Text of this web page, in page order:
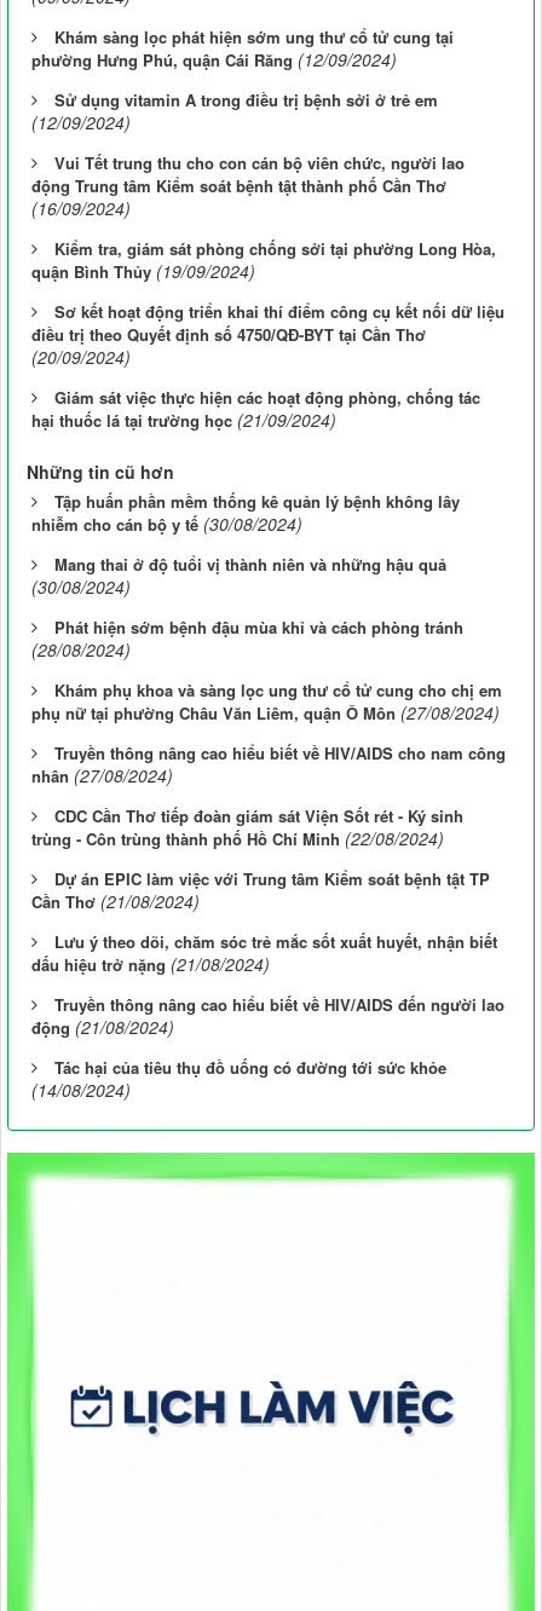
Khám sàng lọc phát hiện sớm ung thư cổ tử cung tại
phường Hưng Phú, quận Cái Răng (12/09/2024)
Sử dụng vitamin A trong điều trị bệnh sởi ở trẻ em
(12/09/2024)
Vui Tết trung thu cho con cán bộ viên chức, người lao
động Trung tâm Kiểm soát bệnh tật thành phố Cần Thơ
(16/09/2024)
Kiểm tra, giám sát phòng chống sởi tại phường Long Hòa,
quận Bình Thủy (19/09/2024)
Sơ kết hoạt động triển khai thí điểm công cụ kết nối dữ liệu
điều trị theo Quyết định số 4750/QĐ-BYT tại Cần Thơ
(20/09/2024)
Giám sát việc thực hiện các hoạt động phòng, chống tác
hại thuốc lá tại trường học (21/09/2024)
Những tin cũ hơn
Tập huấn phần mềm thống kê quản lý bệnh không lây
nhiễm cho cán bộ y tế (30/08/2024)
Mang thai ở độ tuổi vị thành niên và những hậu quả
(30/08/2024)
Phát hiện sớm bệnh đậu mùa khỉ và cách phòng tránh
(28/08/2024)
Khám phụ khoa và sàng lọc ung thư cổ tử cung cho chị em
phụ nữ tại phường Châu Văn Liêm, quận Ô Môn (27/08/2024)
Truyền thông nâng cao hiểu biết về HIV/AIDS cho nam công
nhân (27/08/2024)
CDC Cần Thơ tiếp đoàn giám sát Viện Sốt rét - Ký sinh
trùng - Côn trùng thành phố Hồ Chí Minh (22/08/2024)
Dự án EPIC làm việc với Trung tâm Kiểm soát bệnh tật TP
Cần Thơ (21/08/2024)
Lưu ý theo dõi, chăm sóc trẻ mắc sốt xuất huyết, nhận biết
dấu hiệu trở nặng (21/08/2024)
Truyền thông nâng cao hiểu biết về HIV/AIDS đến người lao
động (21/08/2024)
Tác hại của tiêu thụ đồ uống có đường tới sức khỏe
(14/08/2024)